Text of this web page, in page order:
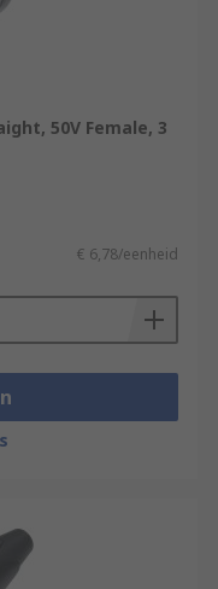
50V Female, 3
€ 6,78/eenheid